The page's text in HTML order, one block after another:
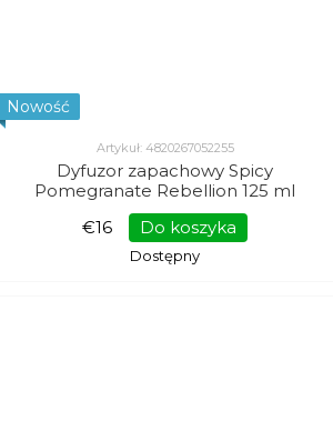
Nowość
Artykuł: 4820267052255
Dyfuzor zapachowy Spicy
Pomegranate Rebellion 125 ml
€16
Do koszyka
Dostępny